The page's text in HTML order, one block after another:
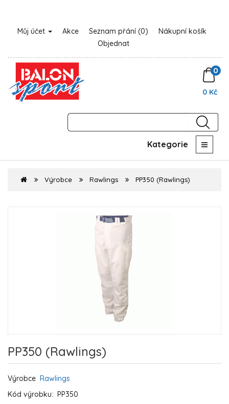
Můj účet Akce Seznam přání (0)
Nákupní košík
Objednat
0
0 Kč
Kategorie
Výrobce Rawlings PP350 (Rawlings)
PP350 (Rawlings)
Výrobce Rawlings
Kód výrobku: PP350